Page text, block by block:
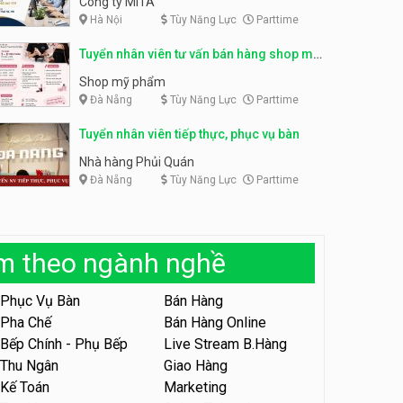
parttime
Tuyển nhân viên đóng gói
Shop online
Tuyển nhân viên phục vụ
động
Khu vui chơi May Town
Tuyển nhân viên tư vấn bán
Tuyển nhân viên bán hàng,
giữ xe parttime – Kibo Kid
KIBO KIDS
Tuyển nhân viên edit ảnh,
video parttime
Công ty
Hà Nội Tùy Năng Lực Parttime
Tuyển nhân viên tư vấn bán hàng shop mỹ
phẩm
Shop mỹ phẩm
Đà Nẵng Tùy Năng Lực Parttime
Tuyển nhân viên tiếp thực, phục vụ bàn
Nhà hàng Phủi Quán
Đà Nẵng Tùy Năng Lực Parttime
theo ngành nghề
Phục Vụ Bàn
Bán Hàng
Pha Chế
Bán Hàng Online
Bếp Chính - Phụ Bếp
Live Stream B.Hàng
Thu Ngân
Giao Hàng
Kế Toán
Marketing